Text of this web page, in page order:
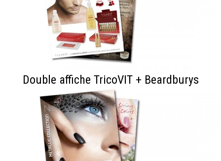
Double affiche TricoVIT + Beardburys